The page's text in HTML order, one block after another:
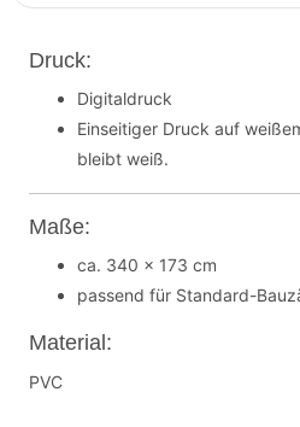
Druck:
Digitaldruck
Einseitiger Druck auf
bleibt weiß.
Maße:
ca. 340 x 173 cm
passend für Standard-
Material:
PVC